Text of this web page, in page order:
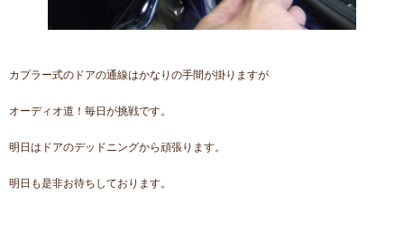
カプラー式のドアの通線はかなりの手間が掛りますが
オーディオ道！毎日が挑戦です。
明日はドアのデッドニングから頑張ります。
明日も是非お待ちしております。